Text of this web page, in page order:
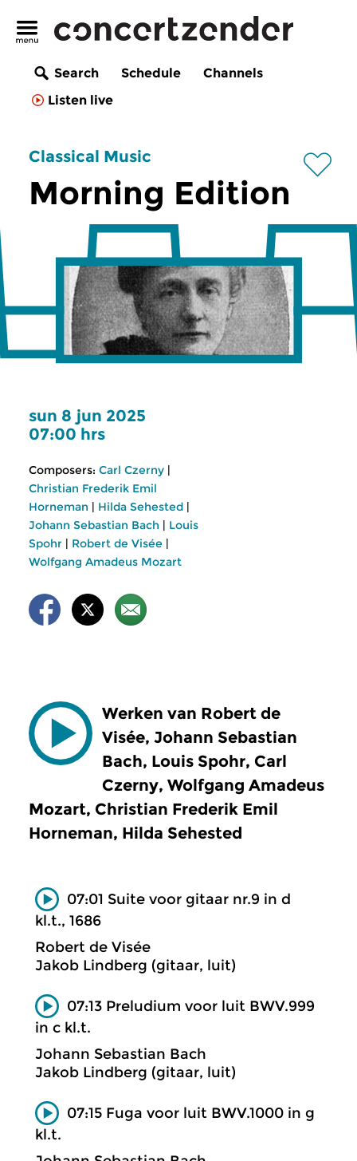
Search Schedule
Channels
Listen live
Classical Music
Morning Edition
sun 8 jun 2025
07:00 hrs
Composers: Carl Czerny |
Christian Frederik Emil
Horneman | Hilda Sehested |
Johann Sebastian Bach | Louis
Spohr | Robert de Visée |
Wolfgang Amadeus Mozart
Werken van Robert de
Visée, Johann Sebastian
Bach, Louis Spohr, Carl
Czerny, Wolfgang Amadeus
Mozart, Christian Frederik Emil
Horneman, Hilda Sehested
07:01 Suite voor gitaar nr.9 in d
kl.t., 1686
Robert de Visée
Jakob Lindberg (gitaar, luit)
07:13 Preludium voor luit BWV.999
in c kl.t.
Johann Sebastian Bach
Jakob Lindberg (gitaar, luit)
07:15 Fuga voor luit BWV.1000 in g
kl.t.